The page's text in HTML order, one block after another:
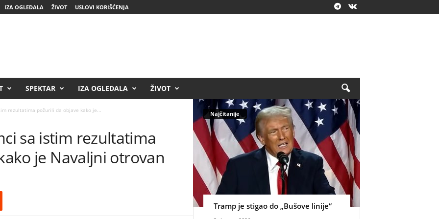
IZA OGLEDALA ŽIVOT USLOVI KORIŠĆENJA
SPEKTAR IZA OGLEDALA ŽIVOT
rezultatima požurili da objave kako je...
sa istim rezultatima
je Navaljni otrovan
Najčitanije
Tramp je stigao do „Bušove linije“